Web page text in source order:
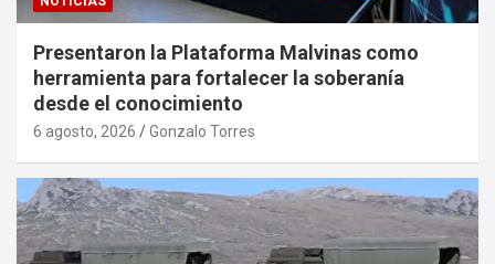
Presentaron la Plataforma Malvinas como
herramienta para fortalecer la soberanía
desde el conocimiento
6 agosto, 2026 Gonzalo Torres